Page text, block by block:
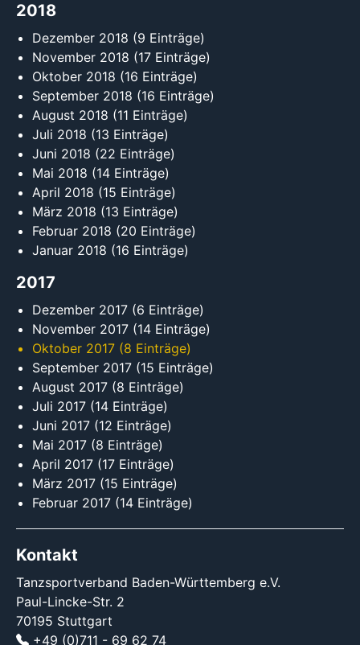
2018
Dezember 2018 (9 Einträge)
November 2018 (17 Einträge)
Oktober 2018 (16 Einträge)
September 2018 (16 Einträge)
August 2018 (11 Einträge)
Juli 2018 (13 Einträge)
Juni 2018 (22 Einträge)
Mai 2018 (14 Einträge)
April 2018 (15 Einträge)
März 2018 (13 Einträge)
Februar 2018 (20 Einträge)
Januar 2018 (16 Einträge)
2017
Dezember 2017 (6 Einträge)
November 2017 (14 Einträge)
Oktober 2017 (8 Einträge)
September 2017 (15 Einträge)
August 2017 (8 Einträge)
Juli 2017 (14 Einträge)
Juni 2017 (12 Einträge)
Mai 2017 (8 Einträge)
April 2017 (17 Einträge)
März 2017 (15 Einträge)
Februar 2017 (14 Einträge)
Kontakt
Tanzsportverband Baden-Württemberg e.V.
Paul-Lincke-Str. 2
70195 Stuttgart
+49 (0)711 - 69 62 74